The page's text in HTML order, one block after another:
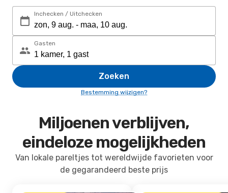
Inchecken / Uitchecken
Gasten
Zoeken
Bestemming wijzigen?
Miljoenen verblijven,
eindeloze mogelijkheden
Van lokale pareltjes tot wereldwijde favorieten voor
de gegarandeerd beste prijs